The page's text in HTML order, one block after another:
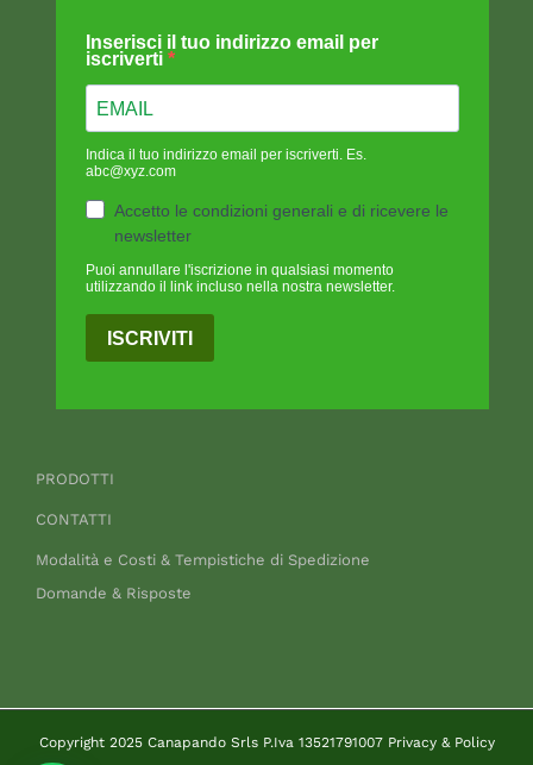
Inserisci il tuo indirizzo email per
iscriverti
Indica il tuo indirizzo email per iscriverti. Es.
abc@xyz.com
Accetto le condizioni generali e di ricevere le
newsletter
Puoi annullare l'iscrizione in qualsiasi momento
utilizzando il link incluso nella nostra newsletter.
ISCRIVITI
PRODOTTI
CONTATTI
Modalità e Costi & Tempistiche di Spedizione
Domande & Risposte
Copyright 2025 Canapando Srls P.Iva 13521791007 Privacy & Policy